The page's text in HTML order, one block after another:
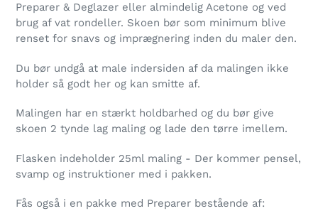
Preparer & Deglazer eller almindelig Acetone og ved
brug af vat rondeller. Skoen bør som minimum blive
renset for snavs og imprægnering inden du maler den.
Du bør undgå at male indersiden af da malingen ikke
holder så godt her og kan smitte af.
Malingen har en stærkt holdbarhed og du bør give
skoen 2 tynde lag maling og lade den tørre imellem.
Flasken indeholder 25ml maling - Der kommer pensel,
svamp og instruktioner med i pakken.
Fås også i en pakke med Preparer bestående af: